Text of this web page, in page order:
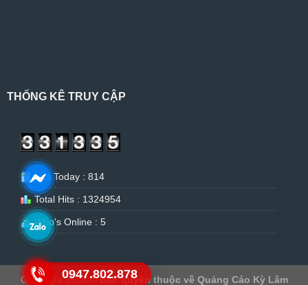
THỐNG KÊ TRUY CẬP
Hits Today : 814
Total Hits : 1324954
Who's Online : 5
Copyright 2026 ©Bản quyền thuộc về Quảng Cáo Kỳ Lâm
0947.802.878